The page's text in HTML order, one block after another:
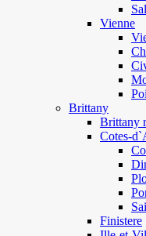
Vienne
Brittany
Brittany
Cotes-
Finistere